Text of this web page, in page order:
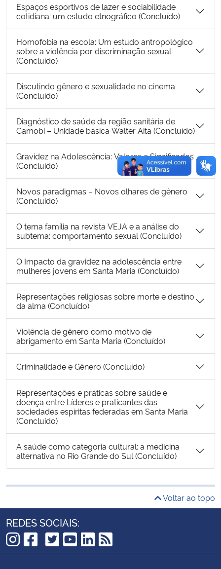
Espaços esportivos de lazer e sociabilidade
cotidiana: um estudo etnográfico (Concluído)
Homofobia na escola: Um estudo antropológico
sobre a violência por discriminação sexual
(Concluído)
Discutindo gênero e sexualidade no cinema
(Concluído)
Diagnóstico de saúde da região sanitária de
Camobi – Unidade básica Walter Aita (Concluído)
Gravidez na Adolescência: Valores e Significados
(Concluído)
Novos paradigmas – Novos olhares de gênero
(Concluído)
O tema família na revista VEJA e a análise do
subtema: comportamento sexual (Concluído)
O Impacto da gravidez na adolescência entre
mulheres jovens em Santa Maria (Concluído)
Representações religiosas sobre morte e destino
da alma (Concluído)
Violência de gênero como motivo de
abrigamento em Santa Maria (Concluído)
Criminalidade e Gênero (Concluído)
Representações e práticas sobre saúde e
doença entre Líderes e praticantes das
sociedades espíritas federadas em Santa Maria
(Concluído)
A saúde como categoria cultural: a medicina
alternativa no Rio Grande do Sul (Concluído)
Voltar ao topo
REDES SOCIAIS:
Instagram
Facebook
TikTok
Twitter
YouTube
LinkedIn
RSS